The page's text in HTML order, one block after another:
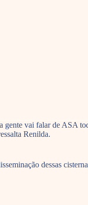
gente vai falar de ASA
Renilda.
dessas